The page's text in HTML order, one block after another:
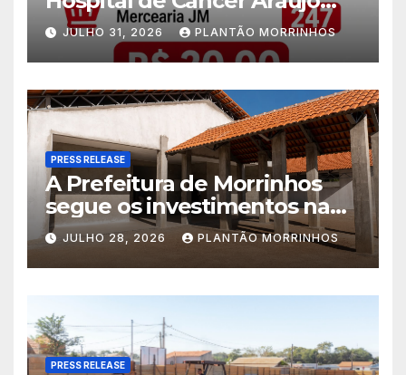
Jorge é realizado no Jardim
América
JULHO 31, 2026 PLANTÃO MORRINHOS
PRESS RELEASE
A Prefeitura de Morrinhos
segue os investimentos na
educação. A obra da Escola
Municipal Eudóxio de
Figueiredo avança em ritmo
acelerado e já ganha forma.
JULHO 28, 2026 PLANTÃO MORRINHOS
PRESS RELEASE